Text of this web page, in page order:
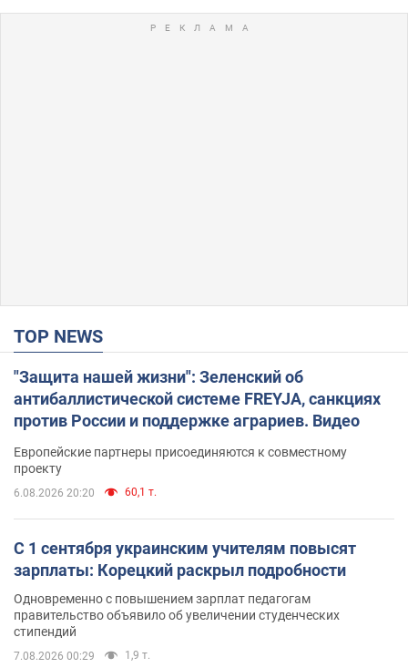
TOP NEWS
"Защита нашей жизни": Зеленский об
антибаллистической системе FREYJA, санкциях
против России и поддержке аграриев. Видео
Европейские партнеры присоединяются к совместному
проекту
6.08.2026 20:20 60,1 т.
С 1 сентября украинским учителям повысят
зарплаты: Корецкий раскрыл подробности
Одновременно с повышением зарплат педагогам
правительство объявило об увеличении студенческих
стипендий
7.08.2026 00:29 1,9 т.